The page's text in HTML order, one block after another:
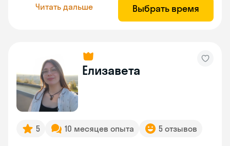
Читать дальше Выбрать время
Елизавета
5 10 месяцев опыта 5 отзывов